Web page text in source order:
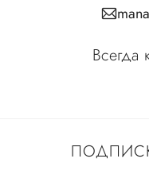
Всегда